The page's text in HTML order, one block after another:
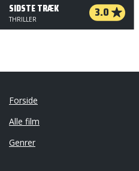
SIDSTE TRÆK 3.0
THRILLER
Forside
Alle film
Genrer